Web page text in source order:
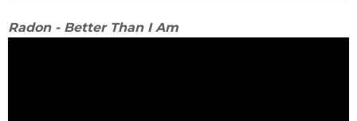
Radon - Better Than I Am